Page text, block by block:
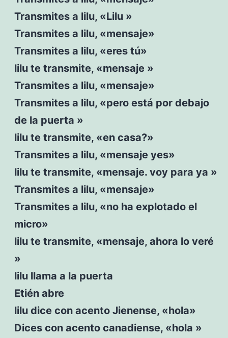
Transmites a lilu, «Lilu »
Transmites a lilu, «mensaje»
Transmites a lilu, «eres tú»
lilu te transmite, «mensaje »
Transmites a lilu, «mensaje»
Transmites a lilu, «pero está por debajo
de la puerta »
lilu te transmite, «en casa?»
Transmites a lilu, «mensaje yes»
lilu te transmite, «mensaje. voy para ya »
Transmites a lilu, «mensaje»
Transmites a lilu, «no ha explotado el
micro»
lilu te transmite, «mensaje, ahora lo veré
»
lilu llama a la puerta
Etién abre
lilu dice con acento Jienense, «hola»
Dices con acento canadiense, «hola »